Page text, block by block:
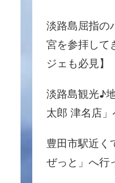
淡路島屈指の
宮を参拝して
ジェも必見】
淡路島観光♪
太郎 津名店
豊田市駅近く
ぜっと」へ行